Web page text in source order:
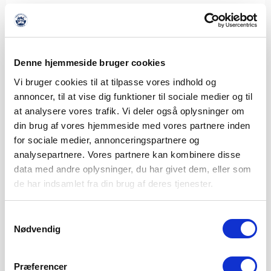
Denne hjemmeside bruger cookies
Vi bruger cookies til at tilpasse vores indhold og
annoncer, til at vise dig funktioner til sociale medier og til
at analysere vores trafik. Vi deler også oplysninger om
din brug af vores hjemmeside med vores partnere inden
for sociale medier, annonceringspartnere og
analysepartnere. Vores partnere kan kombinere disse
data med andre oplysninger, du har givet dem, eller som
de har indsamlet fra din brug af deres tjenester.
Nødvendig
Præferencer
THISTED FC VENTER I 2. RUNDE AF